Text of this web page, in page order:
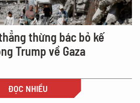
thừng bác bỏ kế
Trump về Gaza
ĐỌC NHIỀU